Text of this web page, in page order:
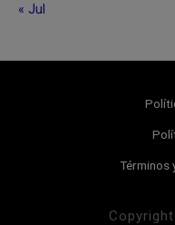
« Jul
Términos